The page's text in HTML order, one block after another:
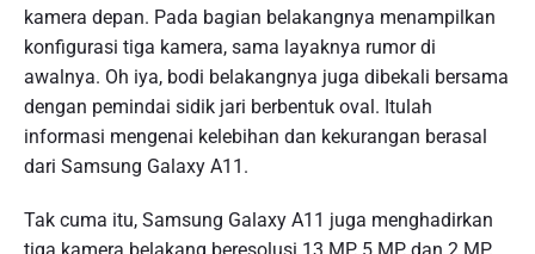
kamera depan. Pada bagian belakangnya menampilkan
konfigurasi tiga kamera, sama layaknya rumor di
awalnya. Oh iya, bodi belakangnya juga dibekali bersama
dengan pemindai sidik jari berbentuk oval. Itulah
informasi mengenai kelebihan dan kekurangan berasal
dari Samsung Galaxy A11.
Tak cuma itu, Samsung Galaxy A11 juga menghadirkan